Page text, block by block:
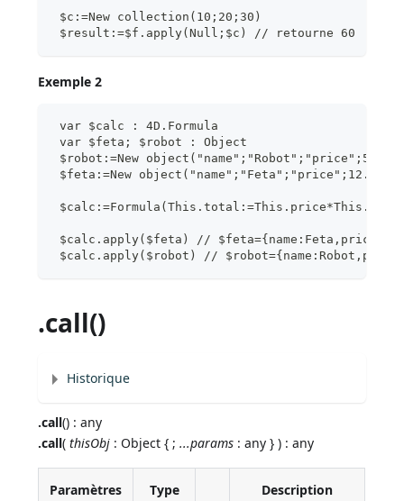
$c:=New collection(10;20;30)
$result:=$f.apply(Null;$c) // retourne 60
Exemple 2
var $calc : 4D.Formula
var $feta; $robot : Object
$robot:=New
$feta:=New
$calc.apply($feta) //
$calc.apply($robot) //
.call()
Historique
.call() : any
.call(thisObj : Object { ;...params : any } ) : any
Paramètres Type Description